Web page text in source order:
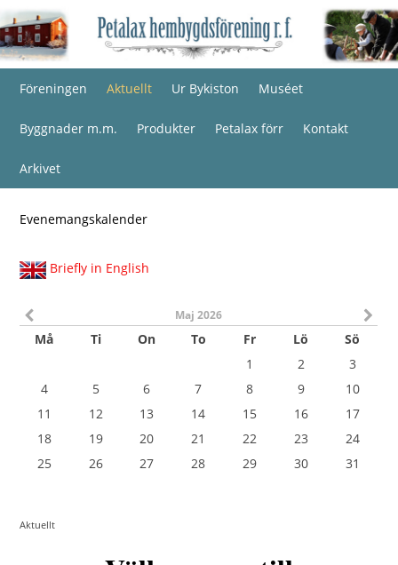
Föreningen Aktuellt Ur Bykiston Muséet
Byggnader m.m. Produkter Petalax förr Kontakt
Arkivet
Evenemangskalender
Briefly in English
Maj 2026
Må Ti On To Fr Lö
Sö
1
2
3
4
5 6 7 8 9
10
11
12 13 14 15 16
17
18
19 20 21 22 23
24
25
26 27 28 29 30 31
Aktuellt